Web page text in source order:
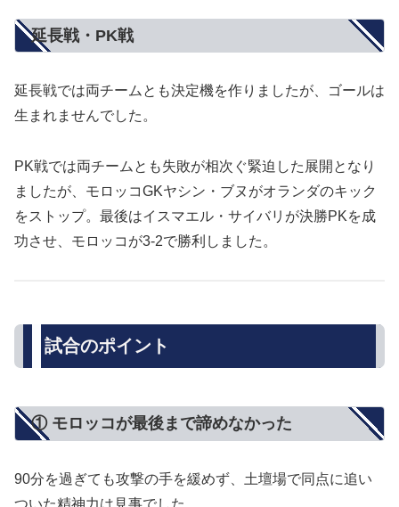
延長戦・PK戦
延長戦では両チームとも決定機を作りましたが、ゴールは
生まれませんでした。
PK戦では両チームとも失敗が相次ぐ緊迫した展開となり
ましたが、モロッコGKヤシン・ブヌがオランダのキック
をストップ。最後はイスマエル・サイバリが決勝PKを成
功させ、モロッコが3-2で勝利しました。
試合のポイント
① モロッコが最後まで諦めなかった
90分を過ぎても攻撃の手を緩めず、土壇場で同点に追い
ついた精神力は見事でした。